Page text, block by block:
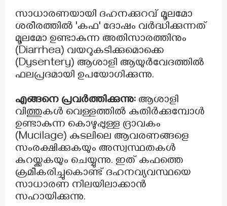
സാധാരണയായി ദഹനക്കുറവ് മൂലമോ
ശരീരത്തിൽ 'കഫ' ദോഷം വർദ്ധിക്കുന്നത്
മൂലമോ ഉണ്ടാകുന്ന അതിസാരത്തിനും
(Diarrhea) വയറുകടിക്കുമൊക്കെ
(Dysentery) ആശാളി ആയുർവേദത്തിൽ
ഫലപ്രദമായി ഉപയോഗിക്കുന്നു.
എങ്ങനെ പ്രവർത്തിക്കുന്നു: ആശാളി
വിത്തുകൾ വെള്ളത്തിൽ കുതിർക്കുമ്പോൾ
ഉണ്ടാകുന്ന കൊഴുപ്പുള്ള ദ്രാവകം
(Mucilage) കുടലിലെ ആവരണങ്ങളെ
സംരക്ഷിക്കുകയും അസ്വസ്ഥതകൾ
കുറയ്ക്കുകയും ചെയ്യുന്നു. ഇത് കഫത്തെ
ക്രമീകരിച്ചുകൊണ്ട് ദഹനവ്യവസ്ഥയെ
സാധാരണ നിലയിലാക്കാൻ
സഹായിക്കുന്നു.